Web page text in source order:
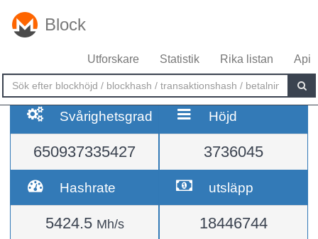
Block
Utforskare Statistik Rika listan Api
Svårighetsgrad
650937335427
Höjd
3736045
Hashrate
5424.5 Mh/s
utsläpp
18446744